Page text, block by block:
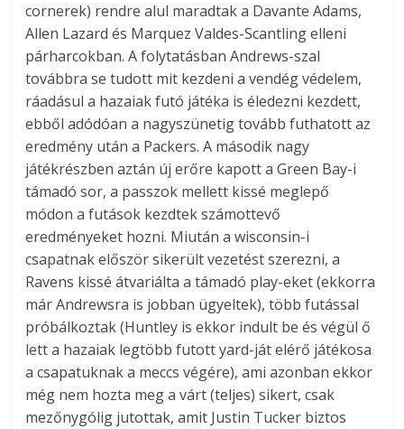
cornerek) rendre alul maradtak a Davante Adams,
Allen Lazard és Marquez Valdes-Scantling elleni
párharcokban. A folytatásban Andrews-szal
továbbra se tudott mit kezdeni a vendég védelem,
ráadásul a hazaiak futó játéka is éledezni kezdett,
ebből adódóan a nagyszünetig tovább futhatott az
eredmény után a Packers. A második nagy
játékrészben aztán új erőre kapott a Green Bay-i
támadó sor, a passzok mellett kissé meglepő
módon a futások kezdtek számottevő
eredményeket hozni. Miután a wisconsin-i
csapatnak először sikerült vezetést szerezni, a
Ravens kissé átvariálta a támadó play-eket (ekkorra
már Andrewsra is jobban ügyeltek), több futással
próbálkoztak (Huntley is ekkor indult be és végül ő
lett a hazaiak legtöbb futott yard-ját elérő játékosa
a csapatuknak a meccs végére), ami azonban ekkor
még nem hozta meg a várt (teljes) sikert, csak
mezőnygólig jutottak, amit Justin Tucker biztos